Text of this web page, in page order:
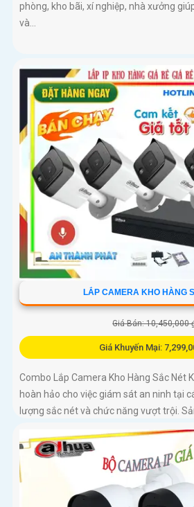
phòng, kho bãi, xí nghiệp, nhà xưởng
và...
LẮP CAMERA KHO HÀNG
Giá Bán: 10,450,000
Giá Khuyến Mại:
Combo Lắp Camera Kho Hàng Sắc Nét
hoàn hảo cho việc giám sát an ninh tại
lượng sắc nét và chức năng vượt trội.
đảm bảo hình ảnh rõ nét mà còn tích
tiên nghi, hỗ trợ việc giám sát một cách
hơn